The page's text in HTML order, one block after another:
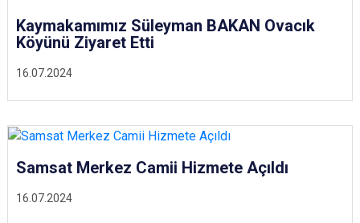
16.07.2024
Kaymakamımız Süleyman BAKAN Ovacık
Köyünü Ziyaret Etti
16.07.2024
Samsat Merkez Camii Hizmete Açıldı